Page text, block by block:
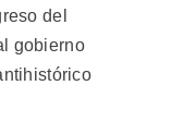
del
gobierno